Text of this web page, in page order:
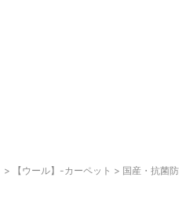
> 【ウール】-カーペット > 国産・抗菌